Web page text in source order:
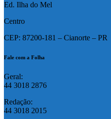
Ed. Ilha do Mel
Centro
CEP: 87200-181 – Cianorte – PR
Fale com a Folha
Geral:
44 3018 2876
Redação:
44 3018 2015